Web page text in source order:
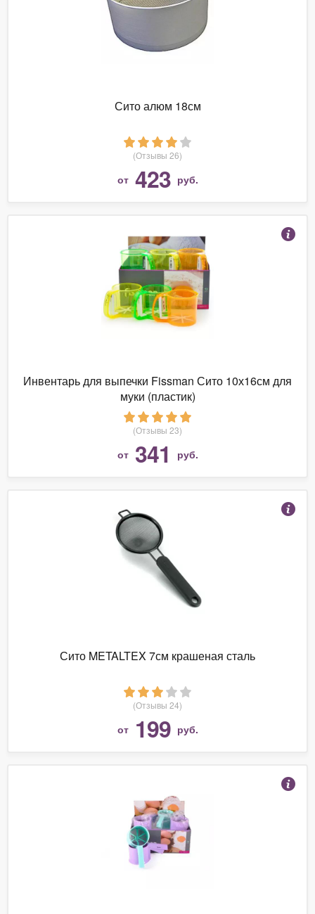
Сито алюм 18см
(Отзывы 26)
от 423 руб.
Инвентарь для выпечки Fissman Сито 10х16см для
муки (пластик)
(Отзывы 23)
от 341 руб.
Сито METALTEX 7см крашеная сталь
(Отзывы 24)
от 199 руб.